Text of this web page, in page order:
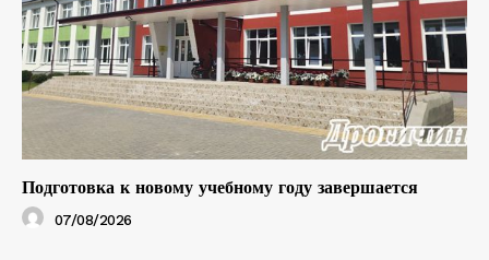
Подготовка к новому учебному году завершается
07/08/2026